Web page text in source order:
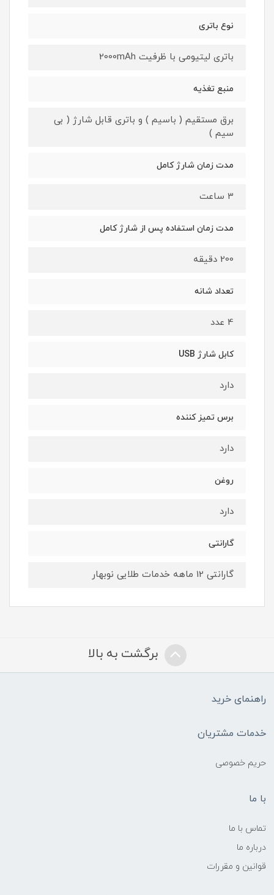
نوع باتری
باتری لیتیومی با ظرفیت 2000mAh
منبع تغذیه
برق مستقیم ( باسیم ) و باتری قابل شارژ ( بی
سیم )
مدت زمان شارژ کامل
3 ساعت
مدت زمان استفاده پس از شارژ کامل
200 دقیقه
تعداد شانه
4 عدد
کابل شارژ USB
دارد
برس تمیز کننده
دارد
روغن
دارد
گارانتی
گارانتی 12 ماهه خدمات طلایی نوبهار
برگشت به بالا
راهنمای خرید
خدمات مشتریان
حریم خصوصی
با ما
تماس با ما
درباره ما
قوانین و مقررات